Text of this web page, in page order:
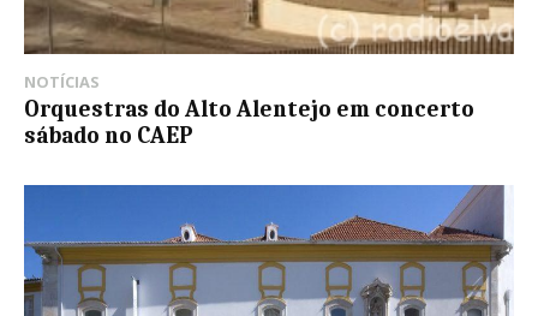
NOTÍCIAS
Orquestras do Alto Alentejo em concerto
sábado no CAEP